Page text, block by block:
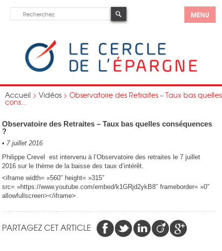
MENU
Accueil > Vidéos > Observatoire des Retraites – Taux bas quelles
cons...
Observatoire des Retraites – Taux bas quelles conséquences
?
• 7 juillet 2016
Philippe Crevel est intervenu à l’Observatoire des retraites le 7 juillet
2016 sur le thème de la baisse des taux d’intérêt.
<iframe width= »560″ height= »315″
src= »https://www.youtube.com/embed/k1GRjd2ykB8″ frameborder= »0″
allowfullscreen></iframe>
PARTAGEZ CET ARTICLE